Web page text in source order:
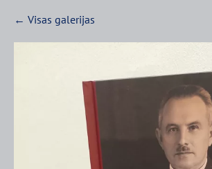
Visas galerijas